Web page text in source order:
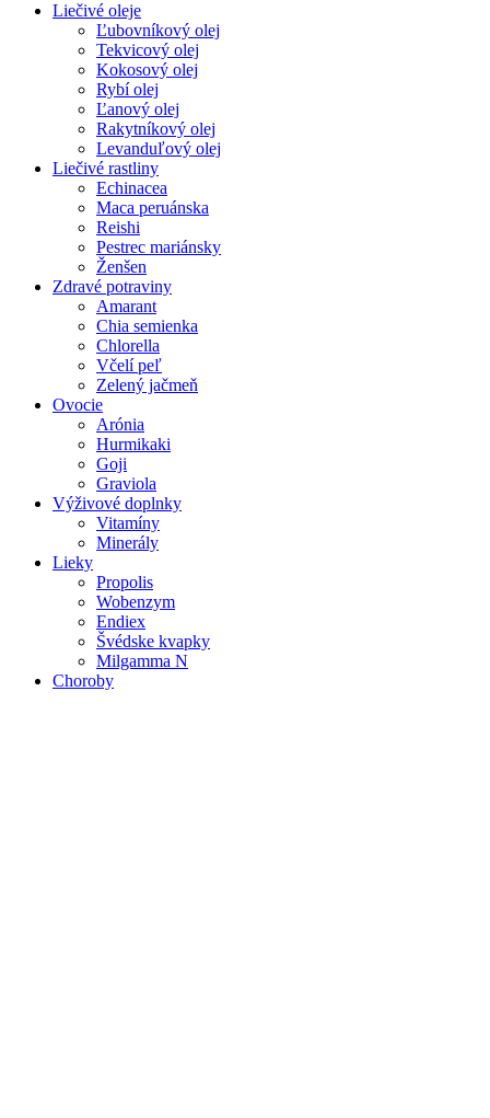
Liečivé oleje
Ľubovníkový olej
Tekvicový olej
Kokosový olej
Rybí olej
Ľanový olej
Rakytníkový olej
Levanduľový olej
Liečivé rastliny
Echinacea
Maca peruánska
Reishi
Pestrec mariánsky
Ženšen
Zdravé potraviny
Amarant
Chia semienka
Chlorella
Včelí peľ
Zelený jačmeň
Ovocie
Arónia
Hurmikaki
Goji
Graviola
Výživové doplnky
Vitamíny
Minerály
Lieky
Propolis
Wobenzym
Endiex
Švédske kvapky
Milgamma N
Choroby